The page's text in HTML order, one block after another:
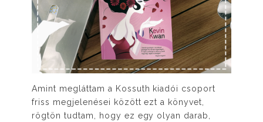
Amint megláttam a Kossuth kiadói csoport
friss megjelenései között ezt a könyvet,
rögtön tudtam, hogy ez egy olyan darab,